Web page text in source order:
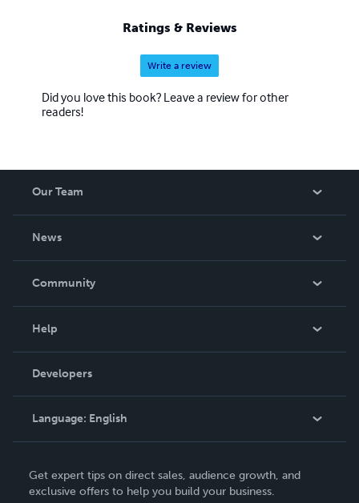
Ratings & Reviews
Write a review
Did you love this book? Leave a review for other
readers!
Our Team
News
In The News
Community
Podcast
Help
Order Lookup
Knowledge Base
Contact Support
Developers
Language: English
Deutsch
Get expert tips on direct sales, audience growth, and
exclusive offers to help you build your business.